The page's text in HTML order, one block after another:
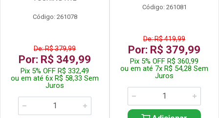
Código: 261078
De: R$ 379,99
Por: R$ 349,99
Pix 5% OFF R$ 332,49
ou em até 6x R$ 58,33 Sem
Juros
Código: 261081
De: R$ 419,99
Por: R$ 379,99
Pix 5% OFF R$ 360,99
ou em até 7x R$ 54,28 Sem
Juros